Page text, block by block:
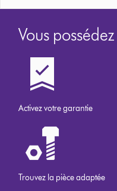
Vous
Activez votre garantie
Trouvez la pièce adaptée